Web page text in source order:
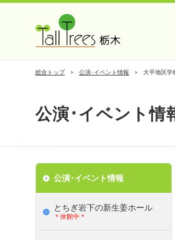
総合トップ 公演･イベント情報 大平地区学
公演･イベント情
公演･イベント情報
とちぎ岩下の新⽣姜ホール
＊休館中＊